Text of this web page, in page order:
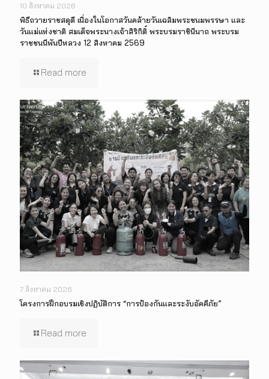
10 สิงหาคม 2026
พิธีถวายราชสดุดี เนื่องในโอกาสวันคล้ายวันเฉลิมพระชนมพรรษา และ
วันแม่แห่งชาติ สมเด็จพระนางเจ้าสิริกิติ์ พระบรมราชินีนาถ พระบรม
ราชชนนีพันปีหลวง 12 สิงหาคม 2569
Read more
7 สิงหาคม 2026
โครงการฝึกอบรมเชิงปฏิบัติการ “การป้องกันและระงับอัคคีภัย”
Read more